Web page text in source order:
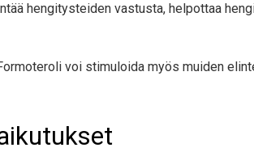
hengitysteiden vastusta, helpottaa
voi stimuloida myös muiden